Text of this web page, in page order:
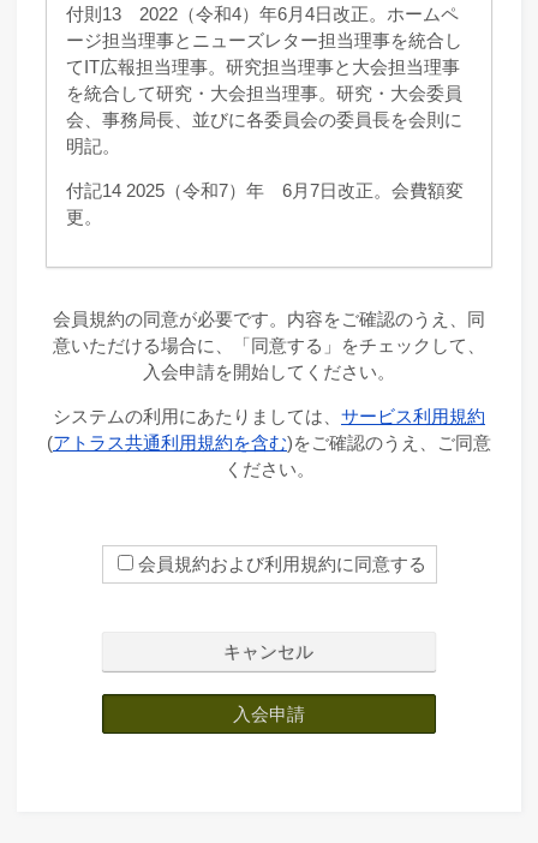
付則13 2022（令和4）年6月4日改正。ホームペ
ージ担当理事とニューズレター担当理事を統合し
てIT広報担当理事。研究担当理事と大会担当理事
を統合して研究・大会担当理事。研究・大会委員
会、事務局長、並びに各委員会の委員長を会則に
明記。
付記14 2025（令和7）年 6月7日改正。会費額変
更。
会員規約の同意が必要です。内容をご確認のうえ、同
意いただける場合に、「同意する」をチェックして、
入会申請を開始してください。
システムの利用にあたりましては、 サービス利用規約
(アトラス共通利用規約を含む)をご確認のうえ、ご同意
ください。
会員規約および利用規約に同意する
キャンセル
入会申請